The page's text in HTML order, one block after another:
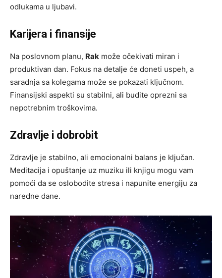
odlukama u ljubavi.
Karijera i finansije
Na poslovnom planu, Rak može očekivati miran i
produktivan dan. Fokus na detalje će doneti uspeh, a
saradnja sa kolegama može se pokazati ključnom.
Finansijski aspekti su stabilni, ali budite oprezni sa
nepotrebnim troškovima.
Zdravlje i dobrobit
Zdravlje je stabilno, ali emocionalni balans je ključan.
Meditacija i opuštanje uz muziku ili knjigu mogu vam
pomoći da se oslobodite stresa i napunite energiju za
naredne dane.